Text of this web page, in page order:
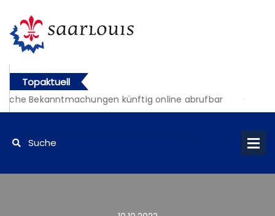
Topaktuell
Bekanntmachungen künftig online abrufbar